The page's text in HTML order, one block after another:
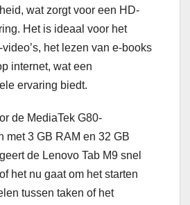
wat zorgt voor een HD-
Het is ideaal voor het
het lezen van e-books
internet, wat een
ervaring biedt.
de MediaTek G80-
met 3 GB RAM en 32 GB
de Lenovo Tab M9 snel
het nu gaat om het starten
tussen taken of het